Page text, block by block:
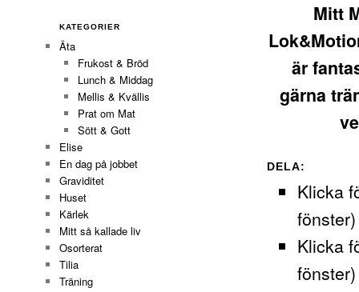
Mitt
är
gärna
DELA:
Klicka
fönster)
Klicka
fönster)
KATEGORIER
Äta
Frukost & Bröd
Lunch & Middag
Mellis & Kvällis
Prat om Mat
Sött & Gott
Elise
En dag på jobbet
Graviditet
Huset
Kärlek
Mitt så kallade liv
Osorterat
Tilia
Träning